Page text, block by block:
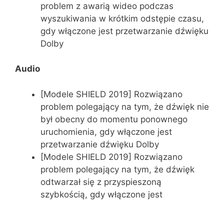
problem z awarią wideo podczas
wyszukiwania w krótkim odstępie czasu,
gdy włączone jest przetwarzanie dźwięku
Dolby
Audio
[Modele SHIELD 2019] Rozwiązano
problem polegający na tym, że dźwięk nie
był obecny do momentu ponownego
uruchomienia, gdy włączone jest
przetwarzanie dźwięku Dolby
[Modele SHIELD 2019] Rozwiązano
problem polegający na tym, że dźwięk
odtwarzał się z przyspieszoną
szybkością, gdy włączone jest